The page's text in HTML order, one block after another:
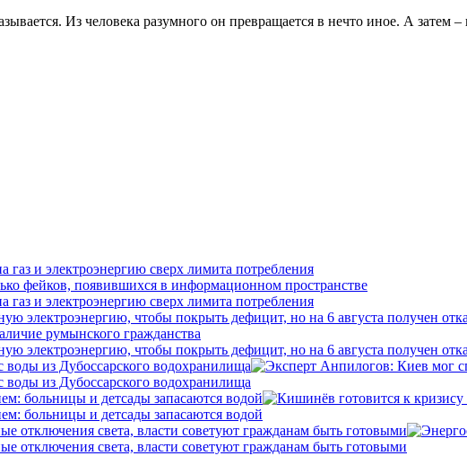
Из человека разумного он превращается в нечто иное. А затем
и электроэнергию сверх лимита потребления
и электроэнергию сверх лимита потребления
электроэнергию, чтобы покрыть дефицит, но на 6 августа получен
электроэнергию, чтобы покрыть дефицит, но на 6 августа получен
из Дубоссарского водохранилища
из Дубоссарского водохранилища
больницы и детсады запасаются водой
больницы и детсады запасаются водой
отключения света, власти советуют гражданам быть готовыми
отключения света, власти советуют гражданам быть готовыми